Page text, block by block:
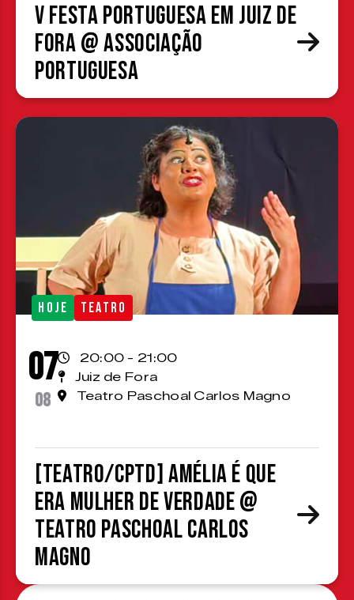
V Festa Portuguesa em Juiz de
Fora @ Associação
Portuguesa
HOJE TEATRO
07
08
20:00 - 21:00
Juiz de Fora
Teatro Paschoal Carlos Magno
[TEATRO/CPTD] Amélia é que
era mulher de verdade @
Teatro Paschoal Carlos
Magno